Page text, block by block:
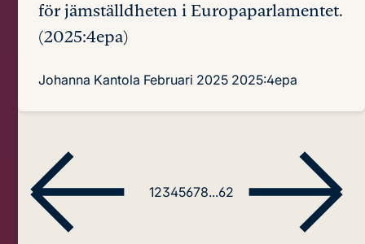
för jämställdheten i Europaparlamentet.
(2025:4epa)
Johanna Kantola Februari 2025 2025:4epa
12345678...62